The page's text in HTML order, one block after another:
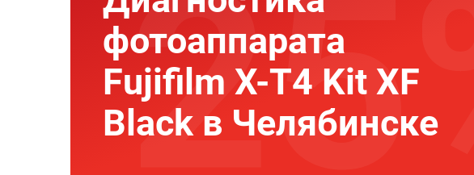
фотоаппарата
Fujifilm X-T4 Kit XF
Black в Челябинске